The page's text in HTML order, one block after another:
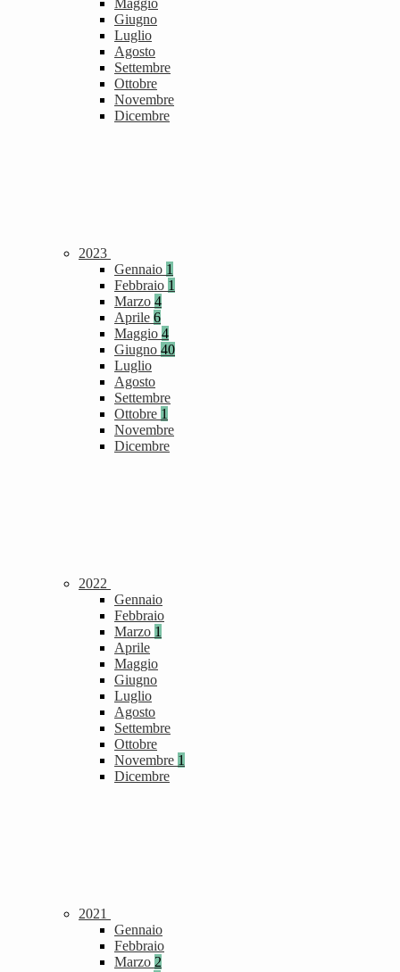
Maggio
Giugno
Luglio
Agosto
Settembre
Ottobre
Novembre
Dicembre
2023
Gennaio 1
Febbraio 1
Marzo 4
Aprile 6
Maggio 4
Giugno 40
Luglio
Agosto
Settembre
Ottobre 1
Novembre
Dicembre
2022
Gennaio
Febbraio
Marzo 1
Aprile
Maggio
Giugno
Luglio
Agosto
Settembre
Ottobre
Novembre 1
Dicembre
2021
Gennaio
Febbraio
Marzo 2